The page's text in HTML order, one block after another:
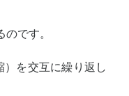
です。
を交互に繰り返し